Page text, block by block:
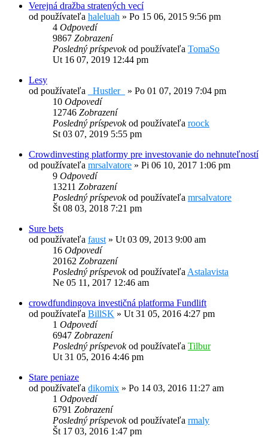
Verejná dražba stratených vecí
od používateľa haleluah » Po 15 06, 2015 9:56 pm
4 Odpovedí
9867 Zobrazení
Posledný príspevokod používateľa TomaSo
Ut 16 07, 2019 12:44 pm
Lesy
od používateľa
_Hustler_ » Po 01 07, 2019 7:04 pm
10 Odpovedí
12746 Zobrazení
Posledný príspevokod používateľa roock
St 03 07, 2019 5:55 pm
Crowdinvesting platformy pre investovanie do nehnuteľností
od používateľa mrsalvatore » Pi 06 10, 2017 1:06 pm
9 Odpovedí
13211 Zobrazení
Posledný príspevokod používateľa mrsalvatore
Št 08 03, 2018 7:21 pm
Sure bets
od používateľa faust» Ut 03 09, 2013 9:00 am
16 Odpovedí
20162 Zobrazení
Posledný príspevokod používateľaAstalavista
Ne 05 11, 2017 12:46 am
crowdfundingova investičná platforma Fundlift
od používateľa BillSK » Ut 31 05, 2016 4:27 pm
1 Odpovedí
6947 Zobrazení
Posledný príspevokod používateľa Tilbur
Ut 31 05, 2016 4:46 pm
Stare peniaze
od používateľa dikomix » Po 14 03, 2016 11:27 am
1 Odpovedí
6791 Zobrazení
Posledný príspevokod používateľa rmaly
Št 17 03, 2016 1:47 pm